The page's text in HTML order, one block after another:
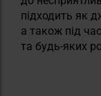
підходить як
а також під
та будь-яких